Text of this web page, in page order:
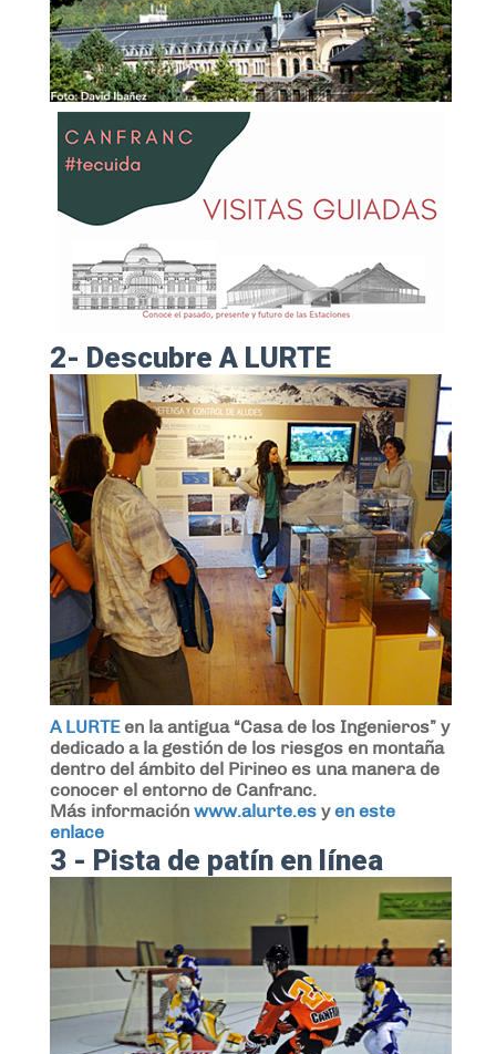
2- Descubre A LURTE
A LURTEen la antigua “Casa de los Ingenieros” y
dedicado a la gestión de los riesgos en montaña
dentro del ámbito del Pirineo es una manera de
conocer el entorno de Canfranc.
Más información www.alurte.es yen este
enlace
3 - Pista de patín en línea